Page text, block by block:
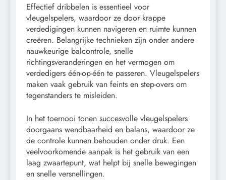
Effectief dribbelen is essentieel voor
vleugelspelers, waardoor ze door krappe
verdedigingen kunnen navigeren en ruimte kunnen
creëren. Belangrijke technieken zijn onder andere
nauwkeurige balcontrole, snelle
richtingsveranderingen en het vermogen om
verdedigers één-op-één te passeren. Vleugelspelers
maken vaak gebruik van feints en step-overs om
tegenstanders te misleiden.
In het toernooi tonen succesvolle vleugelspelers
doorgaans wendbaarheid en balans, waardoor ze
de controle kunnen behouden onder druk. Een
veelvoorkomende aanpak is het gebruik van een
laag zwaartepunt, wat helpt bij snelle bewegingen
en snelle versnellingen.